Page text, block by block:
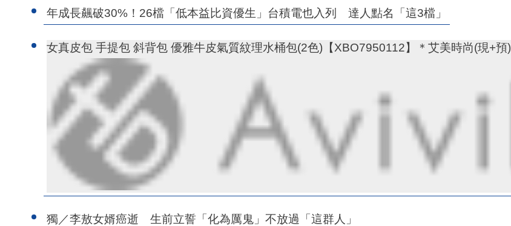
年成長飆破30%！26檔「低本益比資優生」台積電也入列 達人點名「這3檔」
女真皮包 手提包 斜背包 優雅牛皮氣質紋理水桶包(2色)【XBO7950112】＊艾美時尚(現+預)
獨／李敖女婿癌逝 生前立誓「化為厲鬼」不放過「這群人」